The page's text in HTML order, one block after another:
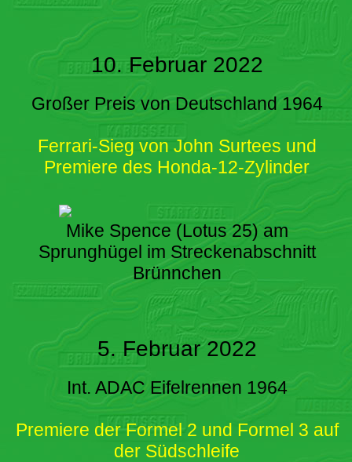
10. Februar 2022
Großer Preis von Deutschland 1964
Ferrari-Sieg von John Surtees und
Premiere des Honda-12-Zylinder
Mike Spence (Lotus 25) am
Sprunghügel im Streckenabschnitt
Brünnchen
5. Februar 2022
Int. ADAC Eifelrennen 1964
Premiere der Formel 2 und Formel 3 auf
der Südschleife